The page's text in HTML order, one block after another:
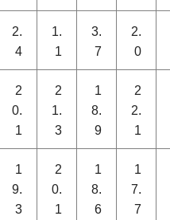
2.
4
1.
1
3.
7
2.
0
2
0.
1
2
1.
3
1
8.
9
2
2.
1
1
9.
3
2
0.
1
1
8.
6
1
7.
7